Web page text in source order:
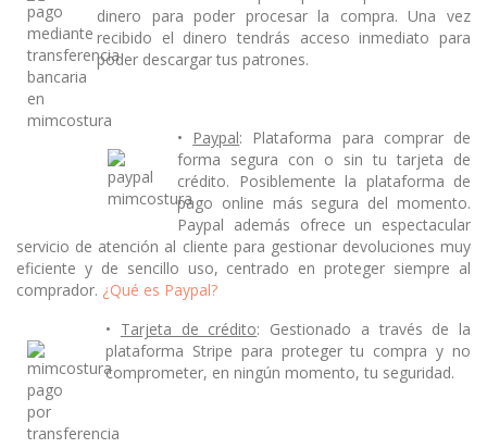
dinero para poder procesar la compra. Una vez
recibido el dinero tendrás acceso inmediato para
poder descargar tus patrones.
• Paypal: Plataforma para comprar de
forma segura con o sin tu tarjeta de
crédito. Posiblemente la plataforma de
pago online más segura del momento.
Paypal además ofrece un espectacular
servicio de atención al cliente para gestionar devoluciones muy
eficiente y de sencillo uso, centrado en proteger siempre al
comprador. ¿Qué es Paypal?
• Tarjeta de crédito: Gestionado a través de la
plataforma Stripe para proteger tu compra y no
comprometer, en ningún momento, tu seguridad.